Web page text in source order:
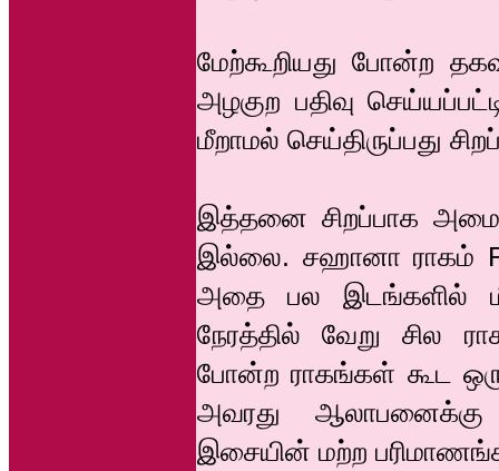
மேற்கூறியது போன்ற
அழகுற பதிவு
மீறாமல் செய்திருப்பது
இத்தனை சிறப்பாக
இல்லை. சஹானா ராகம்
அதை பல இடங்களில்
நேரத்தில் வேறு சில
போன்ற ராகங்கள் கூட
அவரது ஆலாபனைக்கு
இசையின் மற்ற